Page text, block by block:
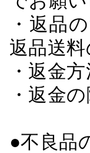
・返品
返品送
・返金
・返金
●不良品